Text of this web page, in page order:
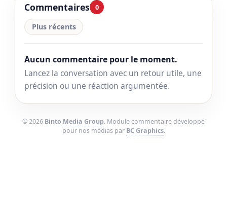
Commentaires 0
Plus récents
Aucun commentaire pour le moment.
Lancez la conversation avec un retour utile, une
précision ou une réaction argumentée.
© 2026 Binto Media Group. Module commentaire développé
pour nos médias par BC Graphics.